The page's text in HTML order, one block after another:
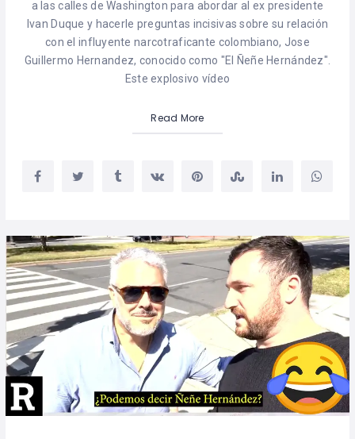
a las calles de Washington para abordar al ex presidente
Ivan Duque y hacerle preguntas incisivas sobre su relación
con el influyente narcotraficante colombiano, Jose
Guillermo Hernandez, conocido como "El Ñeñe Hernández".
Este explosivo vídeo
Read More